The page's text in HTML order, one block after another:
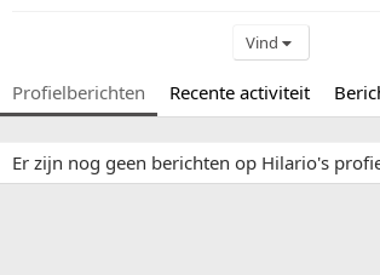
Vind
Profielberichten Recente activiteit
Er zijn nog geen berichten op Hilario's